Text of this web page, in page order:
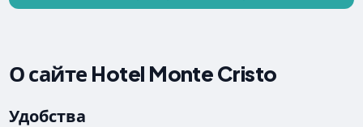
О сайте Hotel Monte Cristo
Удобства